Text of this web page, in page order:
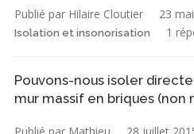
Publié par Hilaire Cloutier 23
Isolation et insonorisation 1
Pouvons-nous isoler
mur massif en briques (non